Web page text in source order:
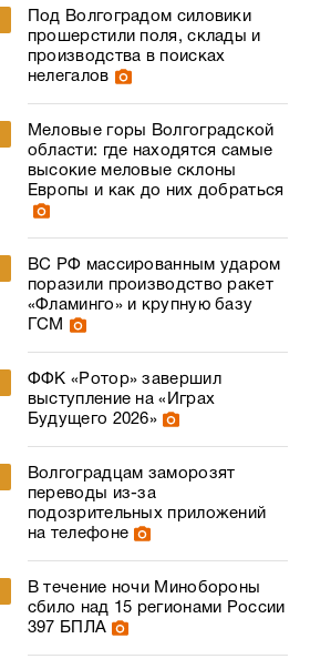
Под Волгоградом силовики
прошерстили поля, склады и
производства в поисках
нелегалов
Меловые горы Волгоградской
области: где находятся самые
высокие меловые склоны
Европы и как до них добраться
ВС РФ массированным ударом
поразили производство ракет
«Фламинго» и крупную базу
ГСМ
ФФК «Ротор» завершил
выступление на «Играх
Будущего 2026»
Волгоградцам заморозят
переводы из-за
подозрительных приложений
на телефоне
В течение ночи Минобороны
сбило над 15 регионами России
397 БПЛА